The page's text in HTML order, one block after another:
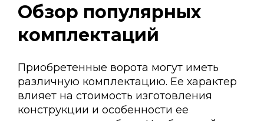
Обзор популярных
комплектаций
Приобретенные ворота могут иметь
различную комплектацию. Ее характер
влияет на стоимость изготовления
конструкции и особенности ее